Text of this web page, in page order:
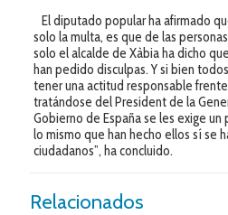
El diputado popular ha afirmado
solo la multa, es que de las
solo el alcalde de Xàbia ha dicho
han pedido disculpas. Y si bien
tener una actitud responsable
tratándose del President de la
Gobierno de España se les exige
lo mismo que han hecho ellos sí se
ciudadanos”, ha concluido.
Relacionados